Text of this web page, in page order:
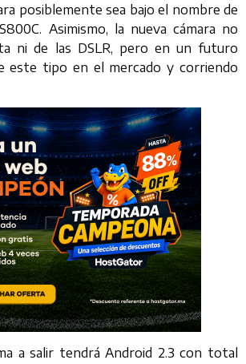
posiblemente sea bajo el nombre de
Asimismo, la nueva cámara no
ni de las DSLR, pero en un futuro
este tipo en el mercado y corriendo
a salir tendrá Android 2.3 con total